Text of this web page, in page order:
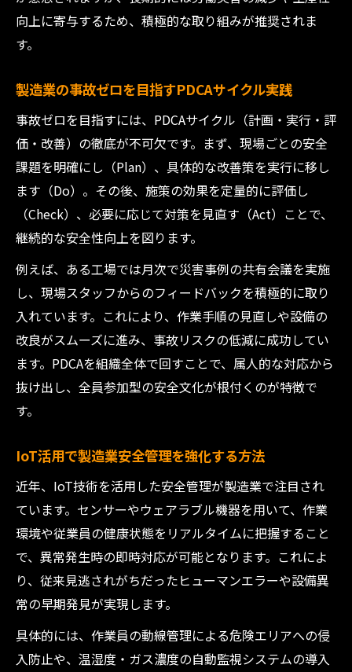
向上に寄与するため、積極的な取り組みが推奨されま
す。
製造業の事故ゼロを目指すPDCAサイクル実践
事故ゼロを目指すには、PDCAサイクル（計画・実行・評
価・改善）の徹底が不可欠です。まず、現場ごとの安全
課題を明確にし（Plan）、具体的な改善策を実行に移し
ます（Do）。その後、施策の効果を定量的に評価し
（Check）、必要に応じて対策を見直す（Act）ことで、
継続的な安全性向上を図ります。
例えば、ある工場では月次で災害事例の共有会議を実施
し、現場スタッフからのフィードバックを積極的に取り
入れています。これにより、作業手順の見直しや設備の
改良がスムーズに進み、事故リスクの低減に成功してい
ます。PDCAを組織全体で回すことで、属人的な対応から
抜け出し、全員参加型の安全文化が根付くのが特徴で
す。
IoT活用で製造業安全管理を強化する方法
近年、IoT技術を活用した安全管理が製造業で注目され
ています。センサーやウェアラブル機器を用いて、作業
環境や従業員の健康状態をリアルタイムに把握すること
で、異常発生時の即時対応が可能となります。これによ
り、従来見逃されがちだったヒューマンエラーや設備異
常の早期発見が実現します。
具体的には、作業員の動線管理による危険エリアへの侵
入防止や、温湿度・ガス濃度の自動監視システムの導入